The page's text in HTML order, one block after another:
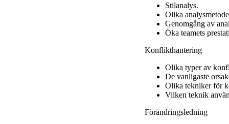
Stilanalys.
Olika
Genomgång av
Öka teamets
Konflikthantering
Olika typer av
De vanligaste
Olika tekniker för
Vilken teknik
Förändringsledning